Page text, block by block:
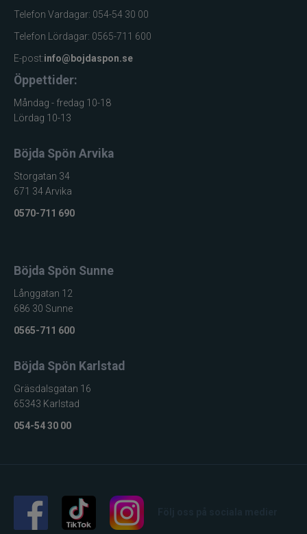
Telefon Vardagar: 054-54 30 00
Telefon Lördagar: 0565-711 600
E-post:info@bojdaspon.se
Öppettider:
Måndag - fredag 10-18
Lördag 10-13
Böjda Spön Arvika
Storgatan 34
671 34 Arvika
0570-711 690
Böjda Spön Sunne
Långgatan 12
686 30 Sunne
0565-711 600
Böjda Spön Karlstad
Gräsdalsgatan 16
65343 Karlstad
054-54 30 00